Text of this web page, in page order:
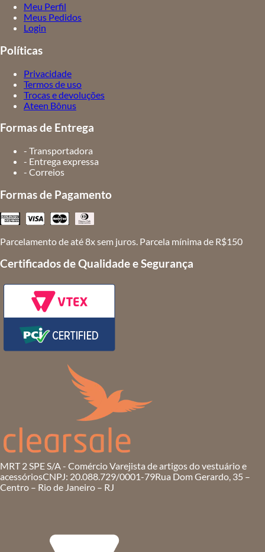
Meu Perfil
Meus Pedidos
Login
Políticas
Privacidade
Termos de uso
Trocas e devoluções
Ateen Bônus
Formas de Entrega
- Transportadora
- Entrega expressa
- Correios
Formas de Pagamento
Parcelamento de até 8x sem juros. Parcela mínima de R$150
Certificados de Qualidade e Segurança
MRT 2 SPE S/A - Comércio Varejista de artigos do vestuário e
acessóriosCNPJ: 20.088.729/0001-79Rua Dom Gerardo, 35 –
Centro – Rio de Janeiro – RJ